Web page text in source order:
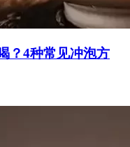
？4种常见冲泡方